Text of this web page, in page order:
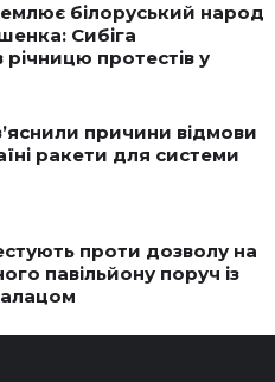
білоруський народ
Сибіга
протестів у
причини відмови
ракети для системи
проти дозволу на
павільйону поруч із